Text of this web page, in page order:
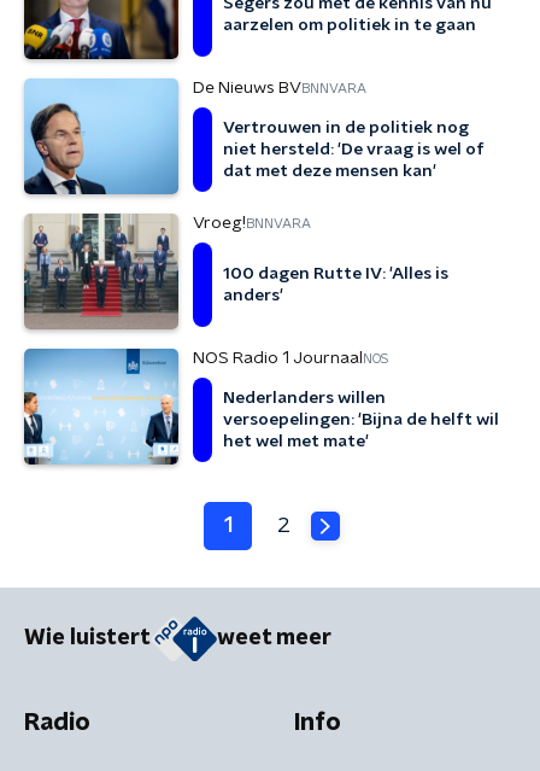
Segers zou met de kennis van nu
aarzelen om politiek in te gaan
De Nieuws BVBNNVARA
Vertrouwen in de politiek nog
niet hersteld: 'De vraag is wel of
dat met deze mensen kan'
Vroeg! BNNVARA
100 dagen Rutte IV: 'Alles is
anders'
NOS Radio 1 Journaal NOS
Nederlanders willen
versoepelingen: 'Bijna de helft wil
het wel met mate'
1 2
Wie luistert weet meer
Radio Info